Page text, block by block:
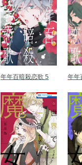
年年百暗殺恋歌 5 年年